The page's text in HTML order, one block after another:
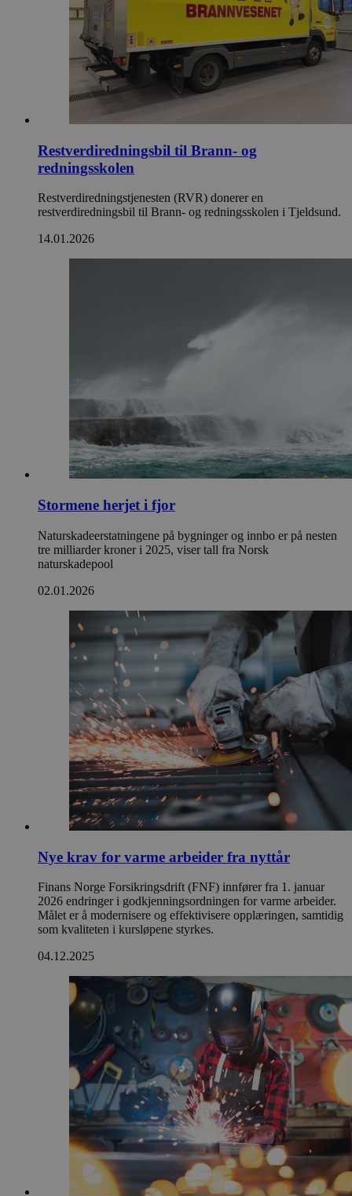
Restverdiredningsbil til Brann- og
redningsskolen
Restverdiredningstjenesten (RVR) donerer en
restverdiredningsbil til Brann- og redningsskolen i Tjeldsund.
14.01.2026
Stormene herjet i fjor
Naturskadeerstatningene på bygninger og innbo er på nesten
tre milliarder kroner i 2025, viser tall fra Norsk
naturskadepool
02.01.2026
Nye krav for varme arbeider fra nyttår
Finans Norge Forsikringsdrift (FNF) innfører fra 1. januar
2026 endringer i godkjenningsordningen for varme arbeider.
Målet er å modernisere og effektivisere opplæringen, samtidig
som kvaliteten i kursløpene styrkes.
04.12.2025